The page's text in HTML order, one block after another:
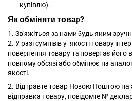
купівлю).
Як обміняти товар?
1. Зв'яжіться за нами будь яким
2. У разі сумнівів у якості товару
повернення товару та повертає його
повному обсязі або обмінює на
якості.
2. Відправте товар Новою Поштою на
відправка товару, повідомте №